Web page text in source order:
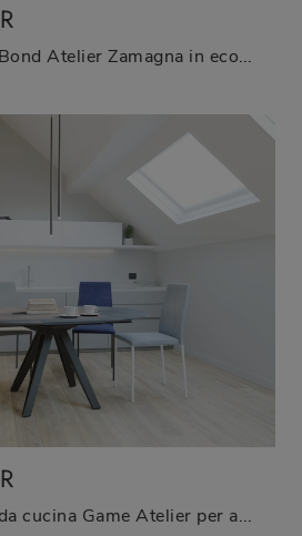
Con questa sedia Bond Atelier Zamagna in ecopelle, una delle nostre sedute fisse moderne, potrai completare i tuoi spazi.
Ecco a te la sedia da cucina Game Atelier per ambientazioni moderne, tra le più esclusive Sedie fisse di Zamagna.